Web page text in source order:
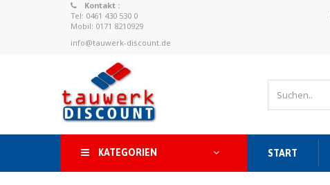
Kontakt :
Tel: 0461 430 530 0
Mobil: 0171 8210929
info@tauwerk-discount.de
KATEGORIEN START